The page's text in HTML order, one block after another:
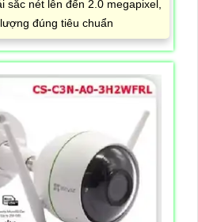
sắc nét lên đến 2.0 megapixel,
đúng tiêu chuẩn